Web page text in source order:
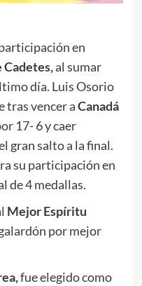
en
Cadetes,al sumar
día. Luis Osorio
tras vencer aCanadá
17- 6 y caer
gran salto a la final.
su participación en
de 4 medallas.
Mejor Espíritu
por mejor
fue elegido como